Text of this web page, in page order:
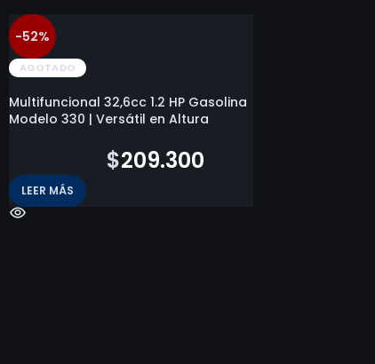
-52%
AGOTADO
Multifuncional 32,6cc 1.2 HP Gasolina
Modelo 330 | Versátil en Altura
$209.300
LEER MÁS